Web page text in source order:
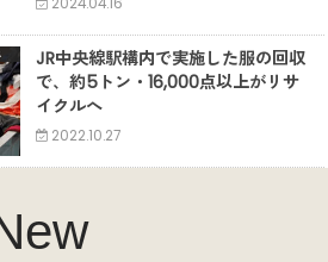
JR中央線駅構内で実施した服の回収
で、約5トン・16,000点以上がリサ
イクルへ
2022.10.27